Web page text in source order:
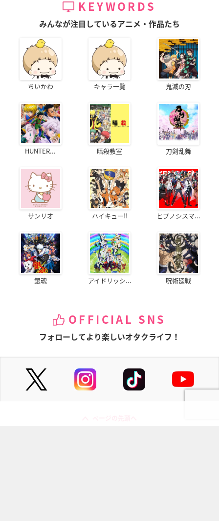
KEYWORDS
みんなが注目しているアニメ・作品たち
ちいかわ キャラ一覧 鬼滅の刃
HUNTER... 暗殺教室 刀剣乱舞
サンリオ ハイキュー!! ヒプノシスマ...
銀魂 アイドリッシ... 呪術廻戦
OFFICIAL SNS
フォローしてより楽しいオタクライフ！